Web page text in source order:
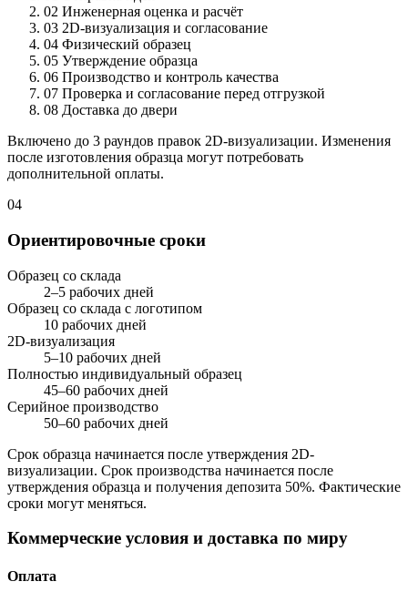
02 Инженерная оценка и расчёт
03 2D-визуализация и согласование
04 Физический образец
05 Утверждение образца
06 Производство и контроль качества
07 Проверка и согласование перед отгрузкой
08 Доставка до двери
Включено до 3 раундов правок 2D-визуализации. Изменения
после изготовления образца могут потребовать
дополнительной оплаты.
04
Ориентировочные сроки
Образец со склада
2–5 рабочих дней
Образец со склада с логотипом
10 рабочих дней
2D-визуализация
5–10 рабочих дней
Полностью индивидуальный образец
45–60 рабочих дней
Серийное производство
50–60 рабочих дней
Срок образца начинается после утверждения 2D-
визуализации. Срок производства начинается после
утверждения образца и получения депозита 50%. Фактические
сроки могут меняться.
Коммерческие условия и доставка по миру
Оплата